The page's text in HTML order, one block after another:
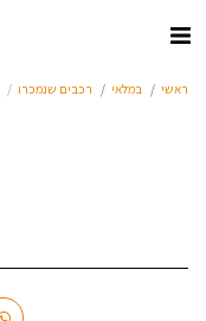
ראשי במלאי רכבים שנמכרו